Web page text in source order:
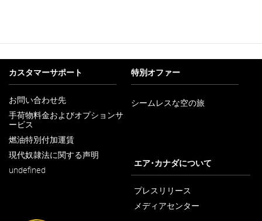
カスタマーサポート
お問い合わせ先
し
ウ
ィ
ン
手荷物料金およびオプションサ
ービス
燃油特別付加運賃
現代奴隷法に関する声明
undefined
特別オファー
シームレスな空の旅
ィ
ン
ウ
開
い
ウ
ィ
ン
ド
ウ
エア･カナダについて
プレスリリース
メディアセンター